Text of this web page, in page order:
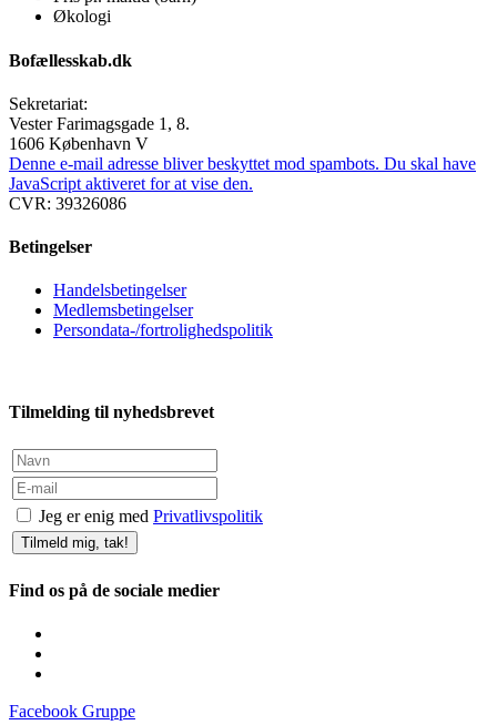
Økologi
Bofællesskab.dk
Sekretariat:
Vester Farimagsgade 1, 8.
1606 København V
Denne e-mail adresse bliver beskyttet mod spambots. Du skal have
JavaScript aktiveret for at vise den.
CVR: 39326086
Betingelser
Handelsbetingelser
Medlemsbetingelser
Persondata-/fortrolighedspolitik
Tilmelding til nyhedsbrevet
Jeg er enig med Privatlivspolitik
Tilmeld mig, tak!
Find os på de sociale medier
Facebook Gruppe